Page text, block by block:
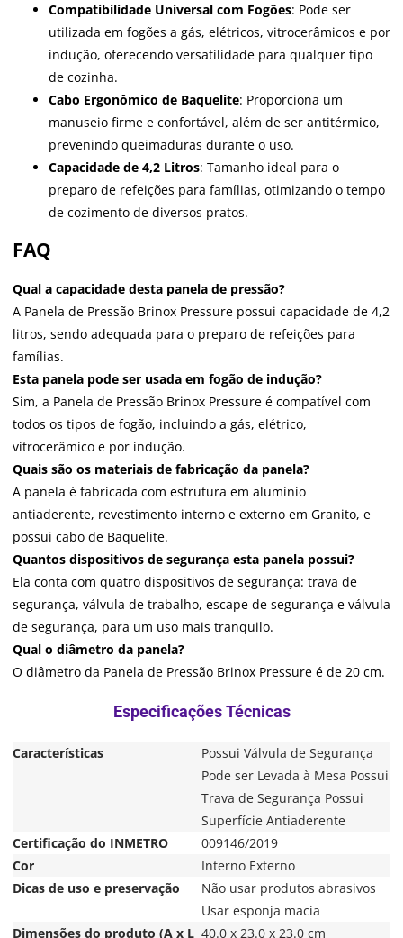
Compatibilidade Universal com Fogões: Pode ser
utilizada em fogões a gás, elétricos, vitrocerâmicos e por
indução, oferecendo versatilidade para qualquer tipo
de cozinha.
Cabo Ergonômico de Baquelite: Proporciona um
manuseio firme e confortável, além de ser antitérmico,
prevenindo queimaduras durante o uso.
Capacidade de 4,2 Litros: Tamanho ideal para o
preparo de refeições para famílias, otimizando o tempo
de cozimento de diversos pratos.
FAQ
Qual a capacidade desta panela de pressão?
A Panela de Pressão Brinox Pressure possui capacidade de 4,2
litros, sendo adequada para o preparo de refeições para
famílias.
Esta panela pode ser usada em fogão de indução?
Sim, a Panela de Pressão Brinox Pressure é compatível com
todos os tipos de fogão, incluindo a gás, elétrico,
vitrocerâmico e por indução.
Quais são os materiais de fabricação da panela?
A panela é fabricada com estrutura em alumínio
antiaderente, revestimento interno e externo em Granito, e
possui cabo de Baquelite.
Quantos dispositivos de segurança esta panela possui?
Ela conta com quatro dispositivos de segurança: trava de
segurança, válvula de trabalho, escape de segurança e válvula
de segurança, para um uso mais tranquilo.
Qual o diâmetro da panela?
O diâmetro da Panela de Pressão Brinox Pressure é de 20 cm.
Características
Possui Válvula de Segurança
Pode ser Levada à Mesa Possui
Trava de Segurança Possui
Superfície Antiaderente
Certificação do INMETRO
009146/2019
Cor
Interno Externo
Dicas de uso e preservação
Não usar produtos abrasivos
Usar esponja macia
Dimensões do produto (A x L 40.0 x 23.0 x 23.0 cm